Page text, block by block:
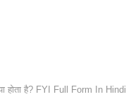
होता है? FYI Full Form In Hindi